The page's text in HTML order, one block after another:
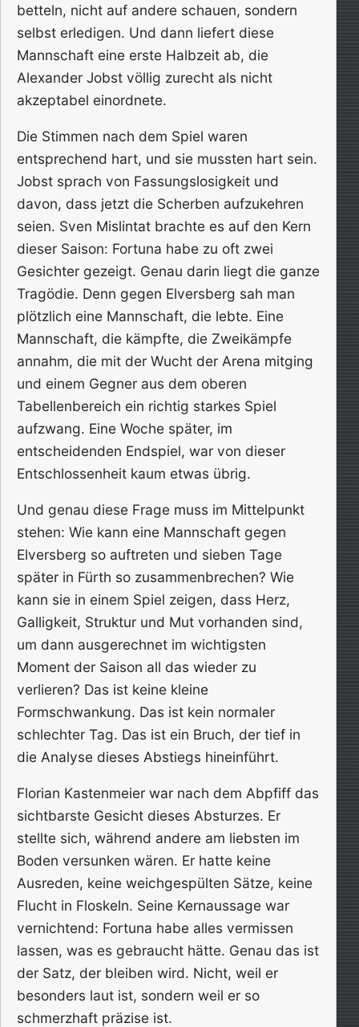
betteln, nicht auf andere schauen, sondern
selbst erledigen. Und dann liefert diese
Mannschaft eine erste Halbzeit ab, die
Alexander Jobst völlig zurecht als nicht
akzeptabel einordnete.
Die Stimmen nach dem Spiel waren
entsprechend hart, und sie mussten hart sein.
Jobst sprach von Fassungslosigkeit und
davon, dass jetzt die Scherben aufzukehren
seien. Sven Mislintat brachte es auf den Kern
dieser Saison: Fortuna habe zu oft zwei
Gesichter gezeigt. Genau darin liegt die ganze
Tragödie. Denn gegen Elversberg sah man
plötzlich eine Mannschaft, die lebte. Eine
Mannschaft, die kämpfte, die Zweikämpfe
annahm, die mit der Wucht der Arena mitging
und einem Gegner aus dem oberen
Tabellenbereich ein richtig starkes Spiel
aufzwang. Eine Woche später, im
entscheidenden Endspiel, war von dieser
Entschlossenheit kaum etwas übrig.
Und genau diese Frage muss im Mittelpunkt
stehen: Wie kann eine Mannschaft gegen
Elversberg so auftreten und sieben Tage
später in Fürth so zusammenbrechen? Wie
kann sie in einem Spiel zeigen, dass Herz,
Galligkeit, Struktur und Mut vorhanden sind,
um dann ausgerechnet im wichtigsten
Moment der Saison all das wieder zu
verlieren? Das ist keine kleine
Formschwankung. Das ist kein normaler
schlechter Tag. Das ist ein Bruch, der tief in
die Analyse dieses Abstiegs hineinführt.
Florian Kastenmeier war nach dem Abpfiff das
sichtbarste Gesicht dieses Absturzes. Er
stellte sich, während andere am liebsten im
Boden versunken wären. Er hatte keine
Ausreden, keine weichgespülten Sätze, keine
Flucht in Floskeln. Seine Kernaussage war
vernichtend: Fortuna habe alles vermissen
lassen, was es gebraucht hätte. Genau das ist
der Satz, der bleiben wird. Nicht, weil er
besonders laut ist, sondern weil er so
schmerzhaft präzise ist.